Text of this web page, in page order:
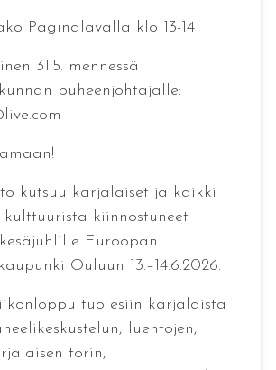
Paginalavalla klo 13-14
31.5. mennessä
puheenjohtajalle:
kutsuu karjalaiset ja kaikki
kiinnostuneet
Euroopan
Ouluun 13.–14.6.2026.
tuo esiin karjalaista
luentojen,
torin,